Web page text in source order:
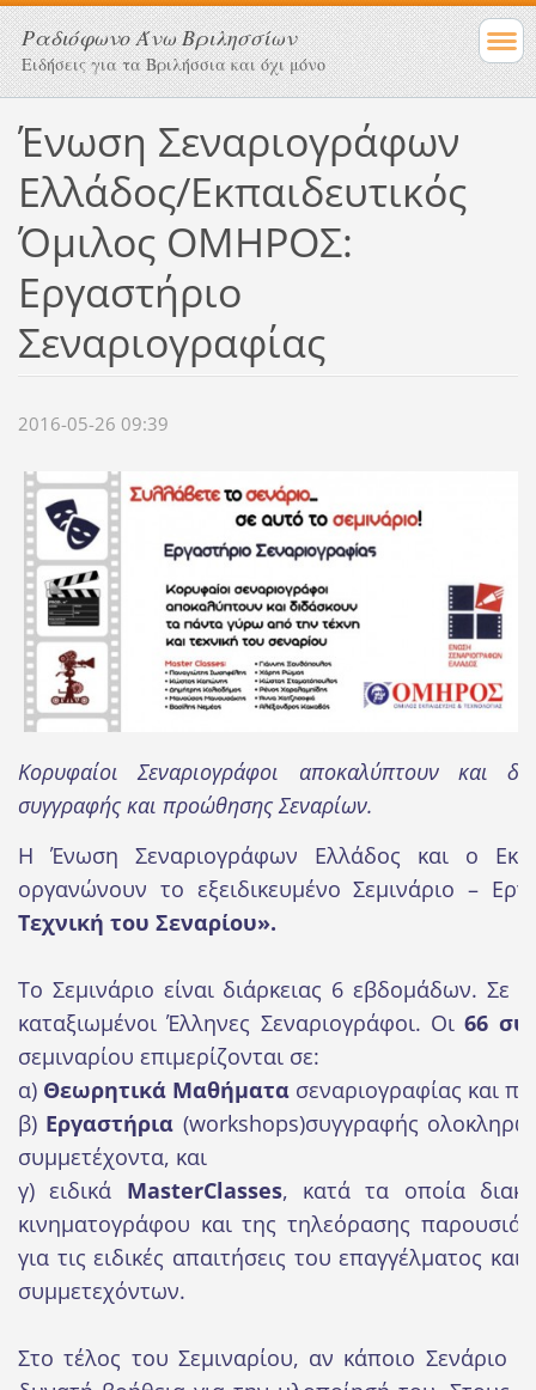
Ραδιόφωνο Άνω Βριλησσίων
Ειδήσεις για τα Βριλήσσια και όχι μόνο
Ένωση Σεναριογράφων
Ελλάδος/Εκπαιδευτικός
Όμιλος ΟΜΗΡΟΣ:
Εργαστήριο
Σεναριογραφίας
2016-05-26 09:39
Κορυφαίοι Σεναριογράφοι αποκαλύπτουν και
συγγραφής και προώθησης Σεναρίων.
Η Ένωση Σεναριογράφων Ελλάδος και ο
οργανώνουν το εξειδικευμένο Σεμινάριο –
Τεχνική του Σεναρίου».
Το Σεμινάριο είναι διάρκειας 6 εβδομάδων. Σε
καταξιωμένοι Έλληνες Σεναριογράφοι. Οι66
σεμιναρίου επιμερίζονται σε:
α) Θεωρητικά Μαθήματασεναριογραφίας και
β) Εργαστήρια (workshops)συγγραφής
συμμετέχοντα, και
γ) ειδικά MasterClasses, κατά τα οποία
κινηματογράφου και της τηλεόρασης
για τις ειδικές απαιτήσεις του επαγγέλματος
συμμετεχόντων.
Στο τέλος του Σεμιναρίου, αν κάποιο Σενάριο